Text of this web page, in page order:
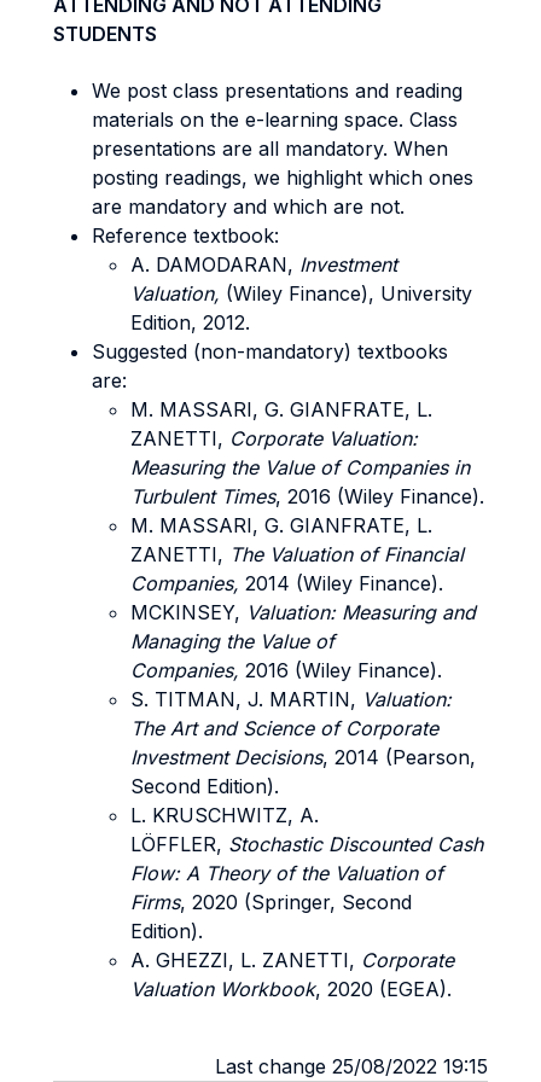
ATTENDING AND NOT ATTENDING
STUDENTS
We post class presentations and reading
materials on the e-learning space. Class
presentations are all mandatory. When
posting readings, we highlight which ones
are mandatory and which are not.
Reference textbook:
A. DAMODARAN, Investment
Valuation, (Wiley Finance), University
Edition, 2012.
Suggested (non-mandatory) textbooks
are:
M. MASSARI, G. GIANFRATE, L.
ZANETTI, Corporate Valuation:
Measuring the Value of Companies in
Turbulent Times, 2016 (Wiley Finance).
M. MASSARI, G. GIANFRATE, L.
ZANETTI, The Valuation of Financial
Companies, 2014 (Wiley Finance).
MCKINSEY, Valuation: Measuring and
Managing the Value of
Companies, 2016 (Wiley Finance).
S. TITMAN, J. MARTIN, Valuation:
The Art and Science of Corporate
Investment Decisions, 2014 (Pearson,
Second Edition).
L. KRUSCHWITZ, A.
LÖFFLER, Stochastic Discounted Cash
Flow: A Theory of the Valuation of
Firms, 2020 (Springer, Second
Edition).
A. GHEZZI, L. ZANETTI, Corporate
Valuation Workbook, 2020 (EGEA).
Last change 25/08/2022 19:15